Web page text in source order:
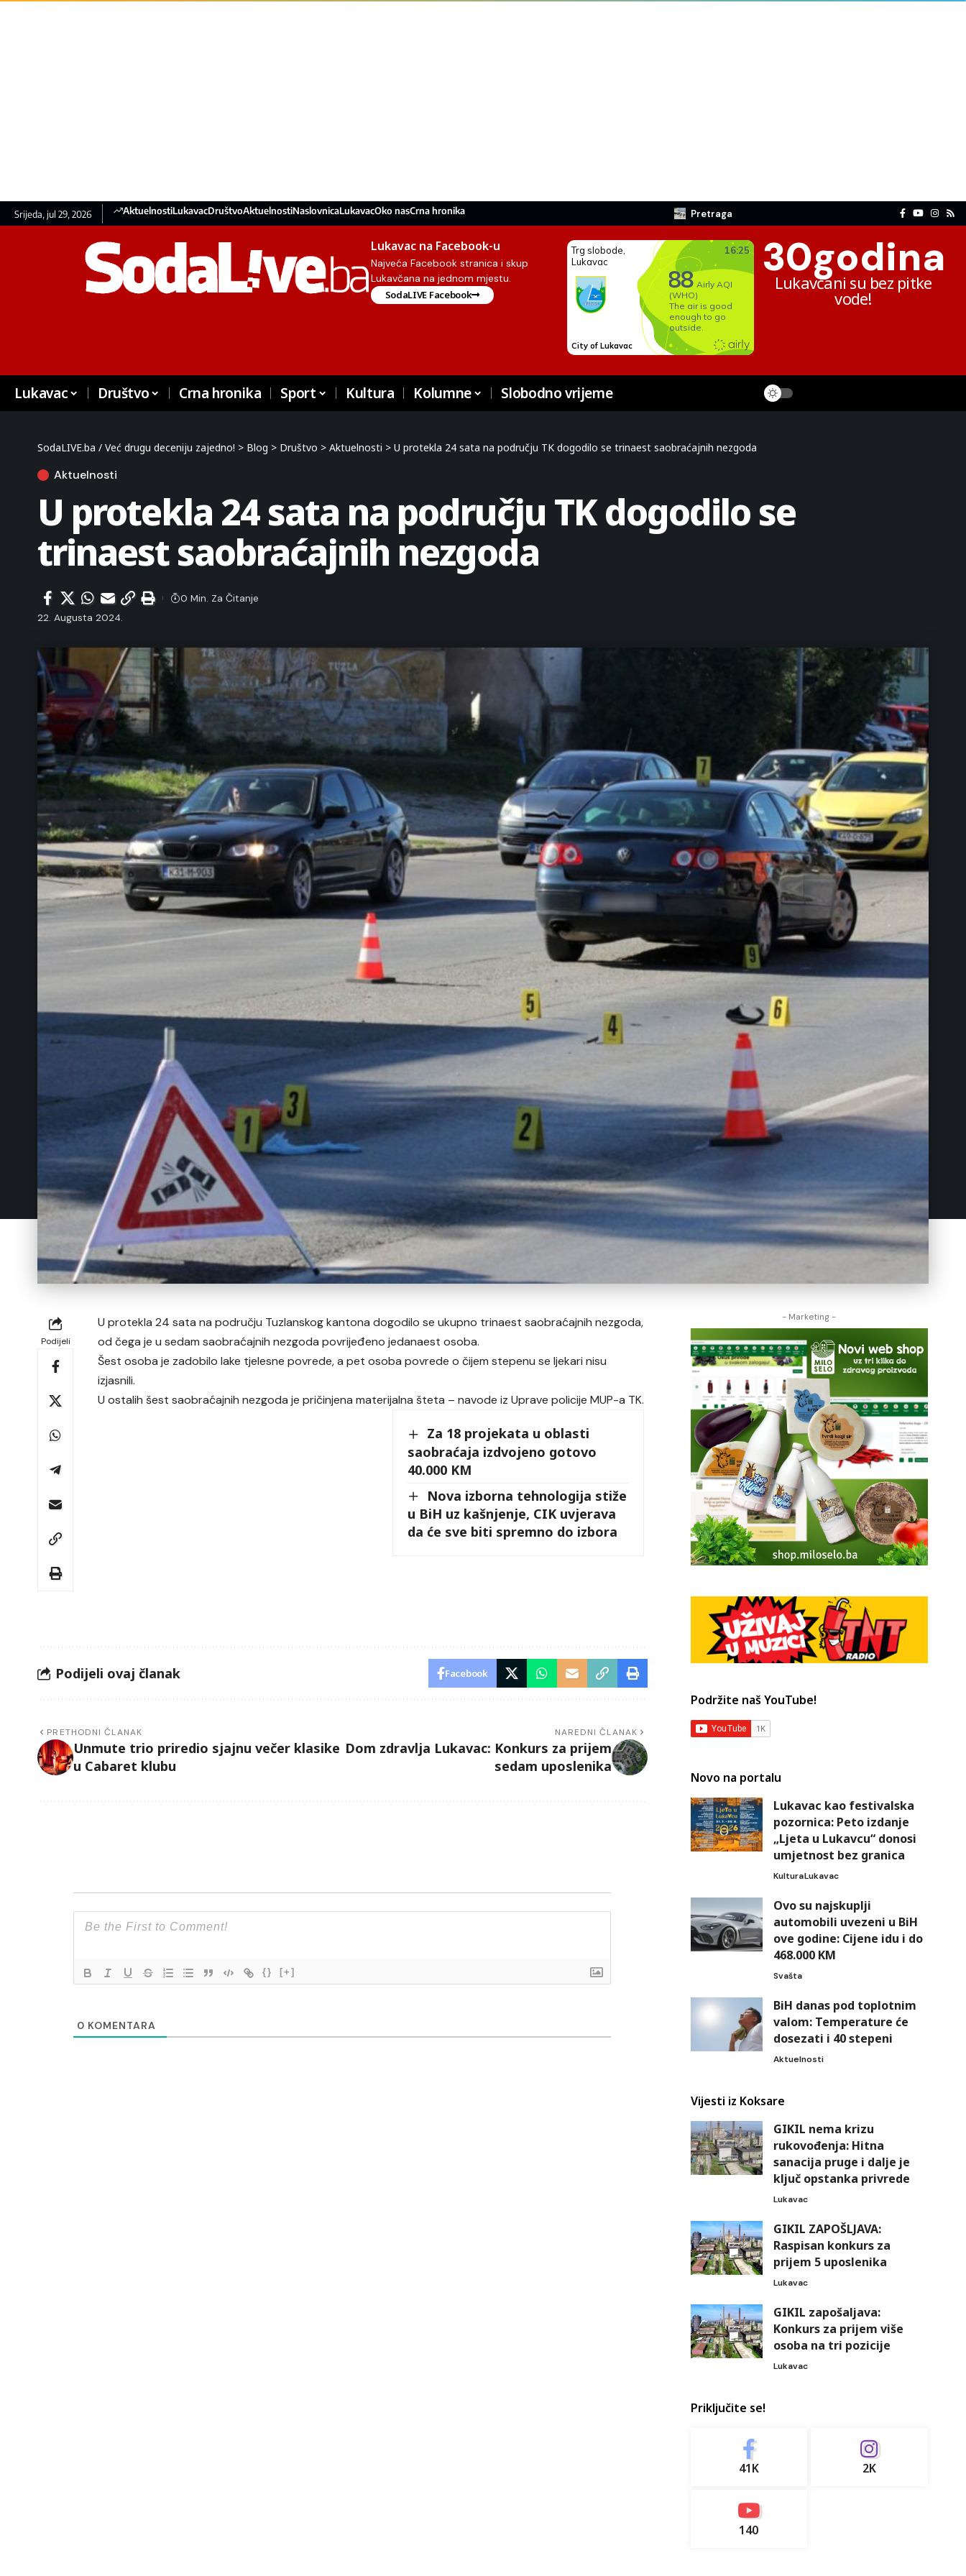
Srijeda, jul 29, 2026 AktuelnostiLukavacDruštvoAktuelnostiNaslovnicaLukavacOko nasCrna hronika Pretraga
Lukavac na Facebook-u
Najveća Facebook stranica i skup
Lukavčana na jednom mjestu.
SodaLIVE Facebook
30godina
Lukavčani su bez pitke
vode!
Lukavac Društvo Crna hronika Sport Kultura Kolumne Slobodno vrijeme
SodaLIVE.ba / Već drugu deceniju zajedno! > Blog > Društvo > Aktuelnosti > U protekla 24 sata na području TK dogodilo se trinaest saobraćajnih nezgoda
Aktuelnosti
U protekla 24 sata na području TK dogodilo se
trinaest saobraćajnih nezgoda
22. Augusta 2024.
0 Min. Za Čitanje
Podijeli
U protekla 24 sata na području Tuzlanskog kantona dogodilo se ukupno trinaest saobraćajnih nezgoda,
od čega je u sedam saobraćajnih nezgoda povrijeđeno jedanaest osoba.
Šest osoba je zadobilo lake tjelesne povrede, a pet osoba povrede o čijem stepenu se ljekari nisu
izjasnili.
U ostalih šest saobraćajnih nezgoda je pričinjena materijalna šteta – navode iz Uprave policije MUP-a TK.
Za 18 projekata u oblasti
saobraćaja izdvojeno gotovo
40.000 KM
Nova izborna tehnologija stiže
u BiH uz kašnjenje, CIK uvjerava
da će sve biti spremno do izbora
Podijeli ovaj članak Facebook
PRETHODNI ČLANAK
Unmute trio priredio sjajnu večer klasike
u Cabaret klubu
NAREDNI ČLANAK
Dom zdravlja Lukavac: Konkurs za prijem
sedam uposlenika
{} [+]
0 KOMENTARA
- Marketing -
Podržite naš YouTube!
Novo na portalu
Lukavac kao festivalska
pozornica: Peto izdanje
„Ljeta u Lukavcu“ donosi
umjetnost bez granica
KulturaLukavac
Ovo su najskuplji
automobili uvezeni u BiH
ove godine: Cijene idu i do
468.000 KM
Svašta
BiH danas pod toplotnim
valom: Temperature će
dosezati i 40 stepeni
Aktuelnosti
Vijesti iz Koksare
GIKIL nema krizu
rukovođenja: Hitna
sanacija pruge i dalje je
ključ opstanka privrede
Lukavac
GIKIL ZAPOŠLJAVA:
Raspisan konkurs za
prijem 5 uposlenika
Lukavac
GIKIL zapošaljava:
Konkurs za prijem više
osoba na tri pozicije
Lukavac
Priključite se!
41K 2K
140